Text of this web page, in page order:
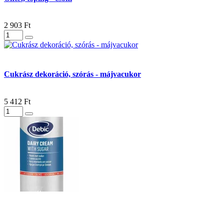
2 903 Ft
Cukrász dekoráció, szórás - májvacukor
5 412 Ft